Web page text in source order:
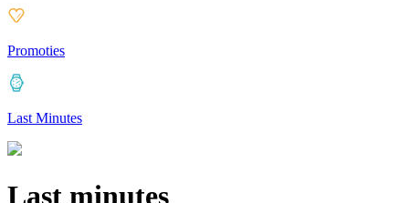
Promoties
Last Minutes
Last minutes